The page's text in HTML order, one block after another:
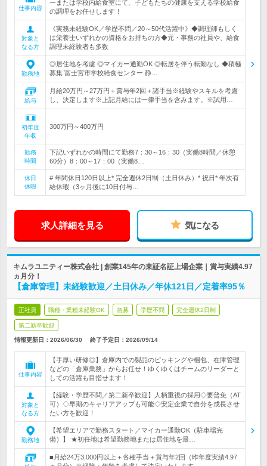
仕事内容
ーまたは学校内給食室にて、子どもたちの健康を支える学校給食
の調理をお任せします！
対象と
なる方
《実務未経験OK／学歴不問／20～50代活躍中》◆調理師もしく
は栄養士いずれかの資格をお持ちの方◆元・事務の社員や、給食
調理未経験者も多数
勤務地
◎居住地を考慮 ◎マイカー通勤OK ◎転居を伴う転勤なし ◆積極
募集 富士宮市学校給食センター 静…
給与
月給20万円～27万円＋賞与年2回＋諸手当※経験やスキルを考慮
し、決定します※上記月給には一律手当を含みます。※試用…
初年度
年収
300万円～400万円
勤務
時間
下記いずれかの時間にて勤務7：30～16：30（実働8時間／休憩
60分）8：00～17：00（実働8…
休日
休暇
# 年間休日120日以上* 完全週休2日制（土日休み）* 祝日* 年次有
給休暇（3ヶ月後に10日付与…
求人詳細を見る 気になる
キムラユニティー株式会社 | 創業145年の東証名証上場企業｜賞与実績4.97
ヵ月分！
【倉庫管理】未経験歓迎／土日休み／年休121日／定着率95％
正社員 職種・業種未経験OK 急募 学歴不問 完全週休2日制
第二新卒歓迎
情報更新日：2026/06/30 終了予定日： 2026/09/14
仕事内容
【手厚い研修◎】倉庫内での製品のピッキングや梱包、在庫管理
などの「倉庫業務」からお任せ！ゆくゆくはチームのリーダーと
しての活躍も目指せます！
対象と
なる方
【経験・学歴不問／第二新卒歓迎】人柄重視の採用◇要普免（AT
可）◇早期のキャリアアップも可能◇安定企業で自分を成長させ
たい方を歓迎！
勤務地
【希望エリアで勤務スタート／マイカー通勤OK（駐車場完
備）】 ★初任地は希望勤務地または居住地を最…
■月給24万3,000円以上＋各種手当＋賞与年2回（昨年度実績4.97